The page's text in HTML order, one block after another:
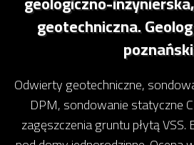
geotechniczna.
Odwierty geotechniczne,
DPM, sondowanie statyczne
zagęszczenia gruntu płytą